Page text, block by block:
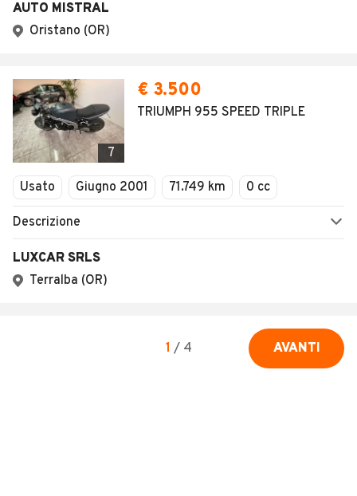
AUTO MISTRAL
Oristano (OR)
7
€ 3.500
TRIUMPH 955 SPEED TRIPLE
Usato Giugno 2001 71.749 km 0 cc
Descrizione
LUXCAR SRLS
Terralba (OR)
1 / 4 AVANTI